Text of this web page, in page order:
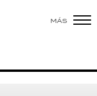
MÁS